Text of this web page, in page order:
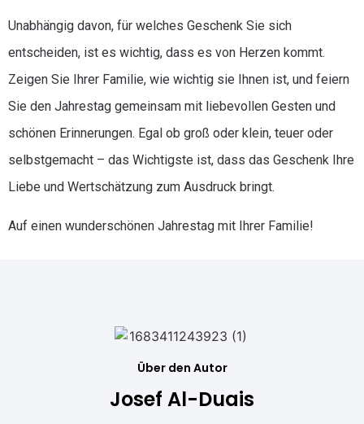
Unabhängig davon, für welches Geschenk Sie sich
entscheiden, ist es wichtig, dass es von Herzen kommt.
Zeigen Sie Ihrer Familie, wie wichtig sie Ihnen ist, und feiern
Sie den Jahrestag gemeinsam mit liebevollen Gesten und
schönen Erinnerungen. Egal ob groß oder klein, teuer oder
selbstgemacht – das Wichtigste ist, dass das Geschenk Ihre
Liebe und Wertschätzung zum Ausdruck bringt.
Auf einen wunderschönen Jahrestag mit Ihrer Familie!
Über den Autor
Josef Al-Duais